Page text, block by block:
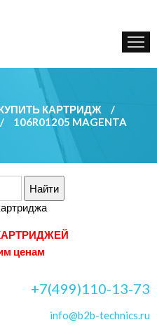
КУПИТЬ КАРТРИДЖ
ГОС. УЧРЕЖДЕНИЯМ
КОНТАКТЫ
КАРТРИДЖ
/
/ 106R01205 MAGENTA
ценам
+7(499)110-13-73
info@b2b-technics.ru